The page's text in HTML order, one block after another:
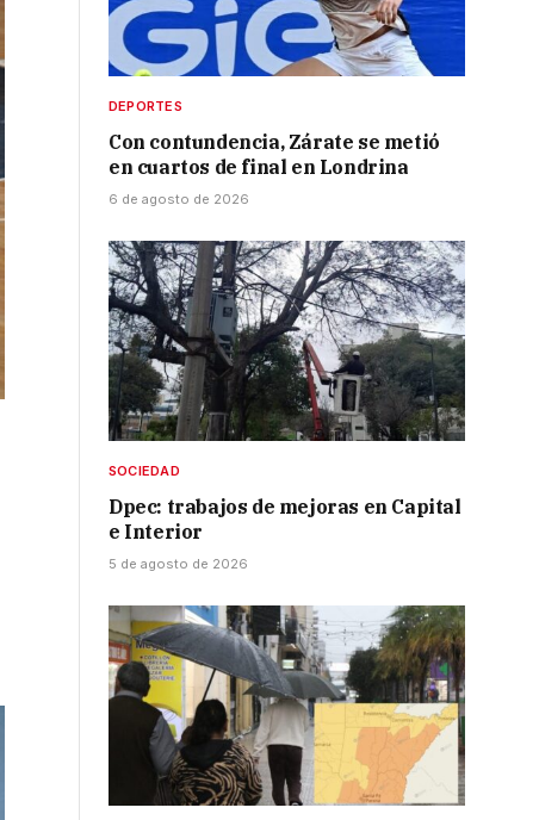
DEPORTES
Con contundencia, Zárate se metió
en cuartos de final en Londrina
6 de agosto de 2026
SOCIEDAD
Dpec: trabajos de mejoras en Capital
e Interior
5 de agosto de 2026